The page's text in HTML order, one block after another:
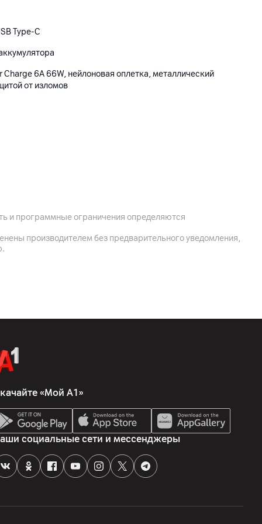
Type-C
Charge 6A 66W, нейлоновая оплетка, металлический
от изломов
и программные ограничения определяются
производителем без предварительного уведомления,
«Мой А1»
социальные сети и мессенджеры